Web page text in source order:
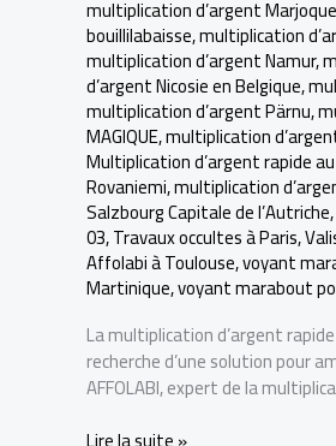
multiplication d’argent Marjoque
bouillilabaisse,multiplication
multiplication d’argent Namur,
d’argent Nicosie en Belgique,
multiplication d’argent Pärnu,
MAGIQUE,multiplication
Multiplication d’argent rapide
Rovaniemi,multiplication
Salzbourg Capitale de l’Autriche,
03,Travaux occultes à Paris,
Affolabi à Toulouse,voyant
Martinique,voyant marabout
La multiplication d’argent
recherche d’une solution pour
AFFOLABI, expert de la